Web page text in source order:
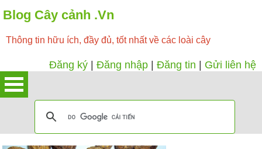
Blog Cây cảnh .Vn
Thông tin hữu ích, đầy đủ, tốt nhất về các loài cây
Đăng ký Đăng nhập Đăng tin Gửi liên hệ